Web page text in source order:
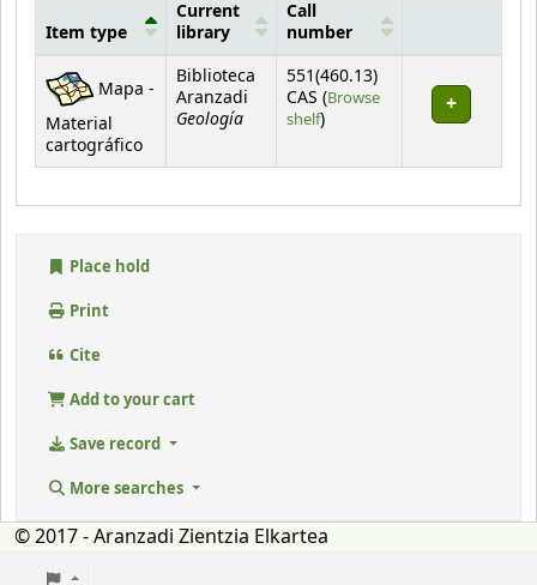
Holdings
Item type
Current
library
Call
number
Mapa -
Material
cartográfico
Biblioteca
Aranzadi
Geología
551(460.13)
CAS (Browse
shelf(Opens below)
)
Place hold
Print
Cite
Add to your cart
Save record
More searches
© 2017 - Aranzadi Zientzia Elkartea